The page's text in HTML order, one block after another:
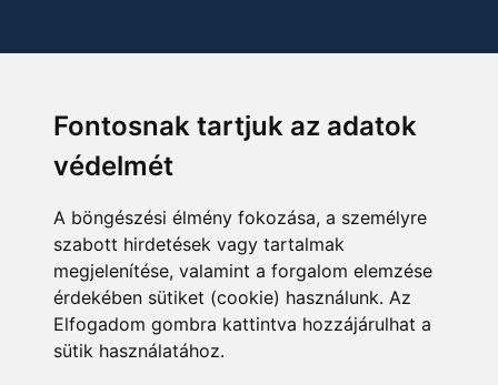
Fontosnak tartjuk az adatok
védelmét
A böngészési élmény fokozása, a személyre
szabott hirdetések vagy tartalmak
megjelenítése, valamint a forgalom elemzése
érdekében sütiket (cookie) használunk. Az
Elfogadom gombra kattintva hozzájárulhat a
sütik használatához.